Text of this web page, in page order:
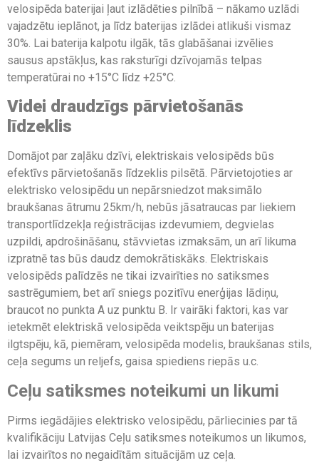
velosipēda baterijai ļaut izlādēties pilnībā – nākamo uzlādi
vajadzētu ieplānot, ja līdz baterijas izlādei atlikuši vismaz
30%. Lai baterija kalpotu ilgāk, tās glabāšanai izvēlies
sausus apstākļus, kas raksturīgi dzīvojamās telpas
temperatūrai no +15°C līdz +25°C.
Videi draudzīgs pārvietošanās
līdzeklis
Domājot par zaļāku dzīvi, elektriskais velosipēds būs
efektīvs pārvietošanās līdzeklis pilsētā. Pārvietojoties ar
elektrisko velosipēdu un nepārsniedzot maksimālo
braukšanas ātrumu 25km/h, nebūs jāsatraucas par liekiem
transportlīdzekļa reģistrācijas izdevumiem, degvielas
uzpildi, apdrošināšanu, stāvvietas izmaksām, un arī likuma
izpratnē tas būs daudz demokrātiskāks. Elektriskais
velosipēds palīdzēs ne tikai izvairīties no satiksmes
sastrēgumiem, bet arī sniegs pozitīvu enerģijas lādiņu,
braucot no punkta A uz punktu B. Ir vairāki faktori, kas var
ietekmēt elektriskā velosipēda veiktspēju un baterijas
ilgtspēju, kā, piemēram, velosipēda modelis, braukšanas stils,
ceļa segums un reljefs, gaisa spiediens riepās u.c.
Ceļu satiksmes noteikumi un likumi
Pirms iegādājies elektrisko velosipēdu, pārliecinies par tā
kvalifikāciju Latvijas Ceļu satiksmes noteikumos un likumos,
lai izvairītos no negaidītām situācijām uz ceļa.